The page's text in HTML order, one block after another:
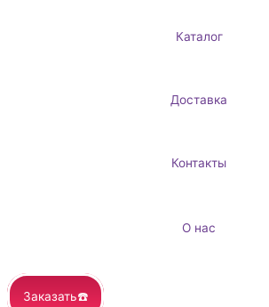
Каталог
Доставка
Контакты
О нас
Заказать☎️